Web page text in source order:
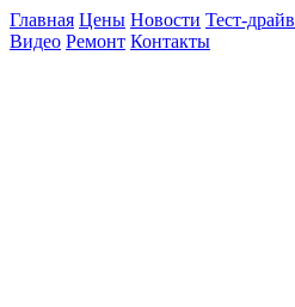
Главная Цены Новости Тест-драйв
Видео Ремонт Контакты